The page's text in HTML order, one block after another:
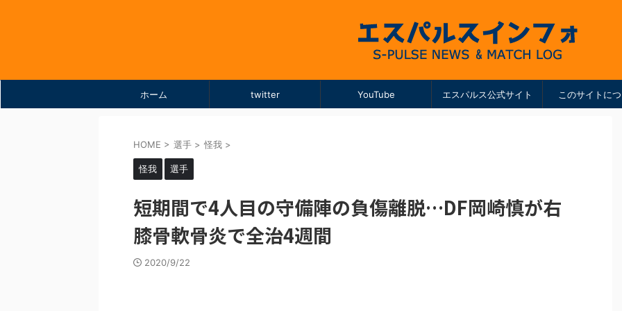
ホーム twitter YouTube エスパルス公式サイト このサイトに
HOME > 選手 > 怪我 >
怪我 選手
短期間で4人目の守備陣の負傷離脱…DF岡崎慎が右
膝骨軟骨炎で全治4週間
2020/9/22